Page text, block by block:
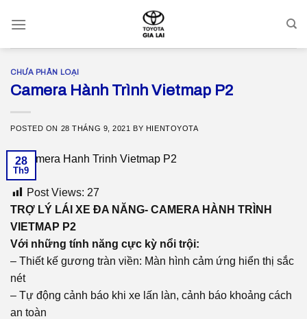
CHƯA PHÂN LOẠI
Camera Hành Trình Vietmap P2
POSTED ON 28 THÁNG 9, 2021 BY HIENTOYOTA
28
Th9
Post Views: 27
TRỢ LÝ LÁI XE ĐA NĂNG- CAMERA HÀNH TRÌNH
VIETMAP P2
Với những tính năng cực kỳ nổi trội:
– Thiết kế gương tràn viền: Màn hình cảm ứng hiển thị sắc
nét
– Tự động cảnh báo khi xe lấn làn, cảnh báo khoảng cách
an toàn